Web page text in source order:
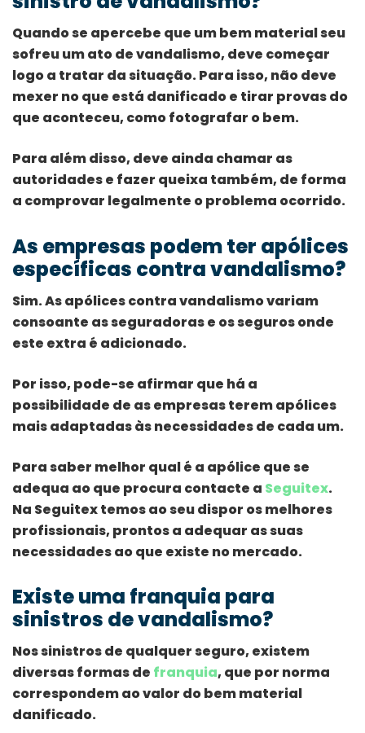
Quando se apercebe que um bem material seu
sofreu um ato de vandalismo, deve começar
logo a tratar da situação. Para isso, não deve
mexer no que está danificado e tirar provas do
que aconteceu, como fotografar o bem.
Para além disso, deve ainda chamar as
autoridades e fazer queixa também, de forma
a comprovar legalmente o problema ocorrido.
As empresas podem ter apólices
específicas contra vandalismo?
Sim. As apólices contra vandalismo variam
consoante as seguradoras e os seguros onde
este extra é adicionado.
Por isso, pode-se afirmar que há a
possibilidade de as empresas terem apólices
mais adaptadas às necessidades de cada um.
Para saber melhor qual é a apólice que se
adequa ao que procura contacte a Seguitex.
Na Seguitex temos ao seu dispor os melhores
profissionais, prontos a adequar as suas
necessidades ao que existe no mercado.
Existe uma franquia para
sinistros de vandalismo?
Nos sinistros de qualquer seguro, existem
diversas formas de franquia, que por norma
correspondem ao valor do bem material
danificado.